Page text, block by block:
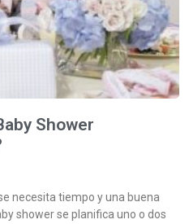
Shower
necesita tiempo y una buena
shower se planifica uno o dos